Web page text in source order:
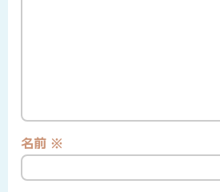
名前 ※